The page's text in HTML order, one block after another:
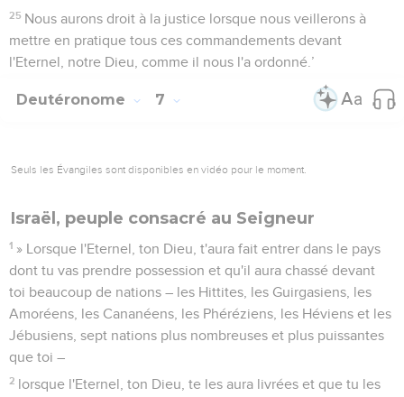
25 Nous aurons droit à la justice lorsque nous veillerons à
mettre en pratique tous ces commandements devant
l'Eternel, notre Dieu, comme il nous l'a ordonné.’
Deutéronome 7
Seuls les Évangiles sont disponibles en vidéo pour le moment.
Israël, peuple consacré au Seigneur
1 » Lorsque l'Eternel, ton Dieu, t'aura fait entrer dans le pays
dont tu vas prendre possession et qu'il aura chassé devant
toi beaucoup de nations – les Hittites, les Guirgasiens, les
Amoréens, les Cananéens, les Phéréziens, les Héviens et les
Jébusiens, sept nations plus nombreuses et plus puissantes
que toi –
2 lorsque l'Eternel, ton Dieu, te les aura livrées et que tu les